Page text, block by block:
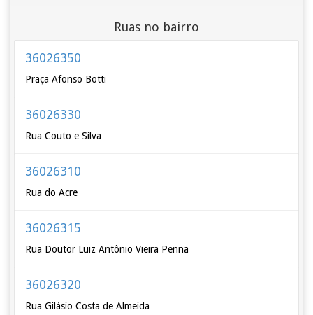
Ruas no bairro
36026350
Praça Afonso Botti
36026330
Rua Couto e Silva
36026310
Rua do Acre
36026315
Rua Doutor Luiz Antônio Vieira Penna
36026320
Rua Gilásio Costa de Almeida